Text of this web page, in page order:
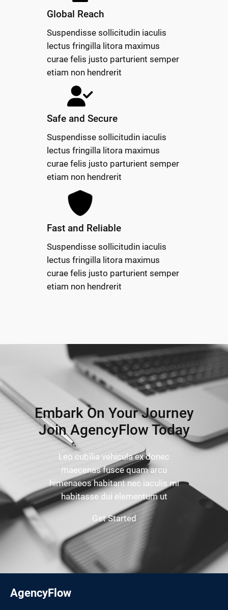
Global Reach
Suspendisse sollicitudin iaculis
lectus fringilla litora maximus
curae felis justo parturient semper
etiam non hendrerit
Safe and Secure
Suspendisse sollicitudin iaculis
lectus fringilla litora maximus
curae felis justo parturient semper
etiam non hendrerit
Fast and Reliable
Suspendisse sollicitudin iaculis
lectus fringilla litora maximus
curae felis justo parturient semper
etiam non hendrerit
Embark On Your Journey
Join AgencyFlow Today
Leo cubilia vehicula ex donec
maecenas fusce quam arcu
himenaeos habitant nec iaculis mi
habitasse dui elementum ut
Get Started
AgencyFlow